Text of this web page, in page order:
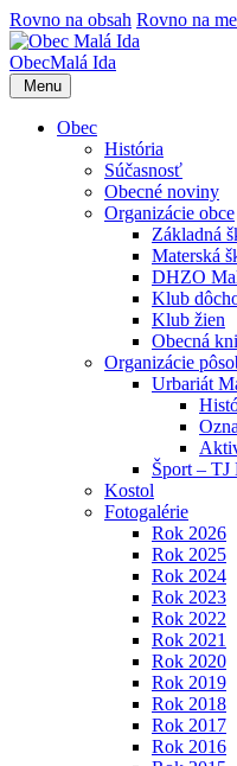
Rovno na obsah Rovno na
ObecMalá Ida
Menu
Obec
História
Súčasnosť
Obecné noviny
Organizácie obce
Základná
Materská
DHZO
Klub
Klub žien
Obecná
Organizácie
Urbariát
Šport – TJ
Kostol
Fotogalérie
Rok 2026
Rok 2025
Rok 2024
Rok 2023
Rok 2022
Rok 2021
Rok 2020
Rok 2019
Rok 2018
Rok 2017
Rok 2016